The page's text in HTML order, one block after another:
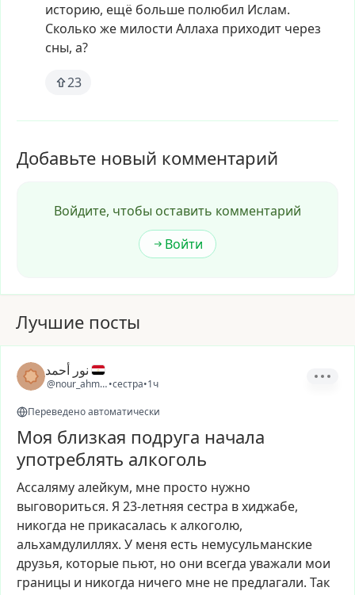
историю, ещё больше полюбил Ислам.
Сколько же милости Аллаха приходит через
сны, а?
23
Добавьте новый комментарий
Войдите, чтобы оставить комментарий
Войти
Лучшие посты
نور أحمد
@nour_ahmed38
•сестра•1ч
Переведено автоматически
Моя близкая подруга начала
употреблять алкоголь
Ассалямуалейкум, мне просто нужно
выговориться. Я 23-летняя сестра вхиджабе,
никогда не прикасалась калкоголю,
альхамдулиллях. У меня есть немусульманские
друзья, которые пьют, но они всегда уважали мои
границы и никогда ничего мне не предлагали. Так